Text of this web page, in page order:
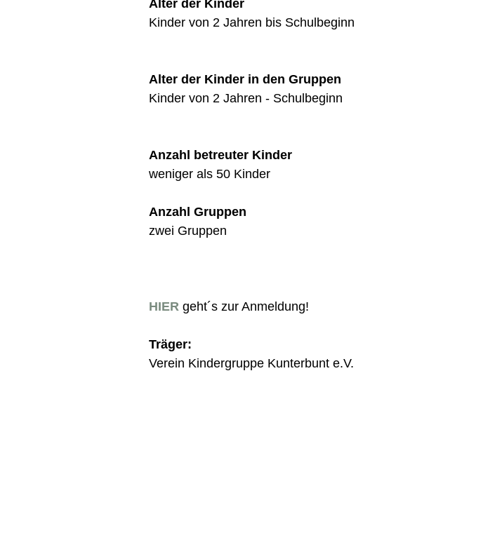
Alter der Kinder
Kinder von 2 Jahren bis Schulbeginn
Alter der Kinder in den Gruppen
Kinder von 2 Jahren - Schulbeginn
Anzahl betreuter Kinder
weniger als 50 Kinder
Anzahl Gruppen
zwei Gruppen
HIER geht´s zur Anmeldung!
Träger:
Verein Kindergruppe Kunterbunt e.V.